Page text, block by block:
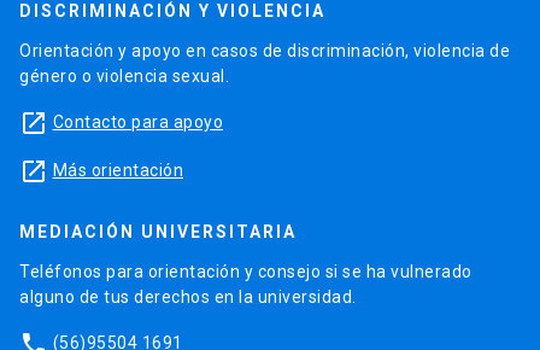
DISCRIMINACIÓN Y VIOLENCIA
Orientación y apoyo en casos de discriminación, violencia de
género o violencia sexual.
launch Contacto para apoyo
launch Más orientación
MEDIACIÓN UNIVERSITARIA
Teléfonos para orientación y consejo si se ha vulnerado
alguno de tus derechos en la universidad.
(56)95504 1691